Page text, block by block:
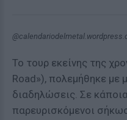
Το τουρ εκείνης της
Road»), πολεμήθηκε με
διαδηλώσεις. Σε
παρευρισκόμενοι